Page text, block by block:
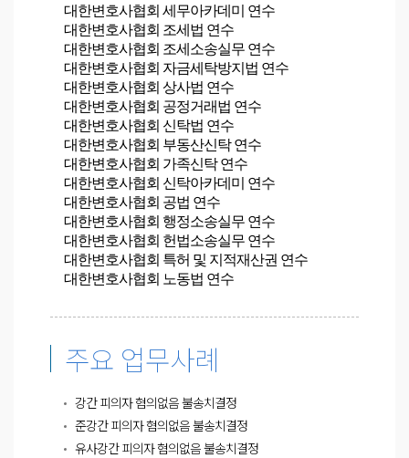
대한변호사협회 세무아카데미 연수
대한변호사협회 조세법 연수
대한변호사협회 조세소송실무 연수
대한변호사협회 자금세탁방지법 연수
대한변호사협회 상사법 연수
대한변호사협회 공정거래법 연수
대한변호사협회 신탁법 연수
대한변호사협회 부동산신탁 연수
대한변호사협회 가족신탁 연수
대한변호사협회 신탁아카데미 연수
대한변호사협회 공법 연수
대한변호사협회 행정소송실무 연수
대한변호사협회 헌법소송실무 연수
대한변호사협회 특허 및 지적재산권 연수
대한변호사협회 노동법 연수
주요 업무사례
강간 피의자 혐의없음 불송치결정
준강간 피의자 혐의없음 불송치결정
유사강간 피의자 혐의없음 불송치결정